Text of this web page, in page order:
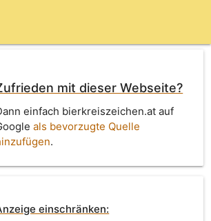
mit dieser Webseite?
einfach bierkreiszeichen.at auf
als bevorzugte Quelle
.
einschränken: